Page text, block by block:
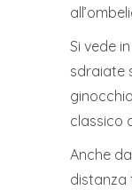
Si vede
sdraiate
classico
Anche
distanza